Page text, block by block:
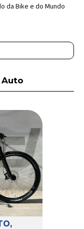
da Bike e do Mundo
Auto